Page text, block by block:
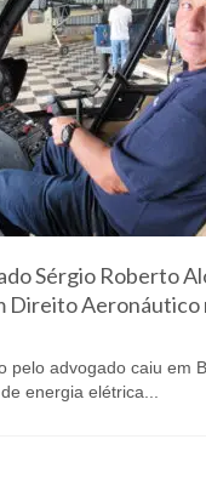
Sérgio Roberto
Direito Aeronáutico
pelo advogado caiu em
energia elétrica...